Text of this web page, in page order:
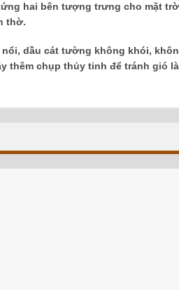
hai bên tượng trưng cho mặt
thờ.
nổi, dầu cát tường không khói,
thêm chụp thủy tinh để tránh gió